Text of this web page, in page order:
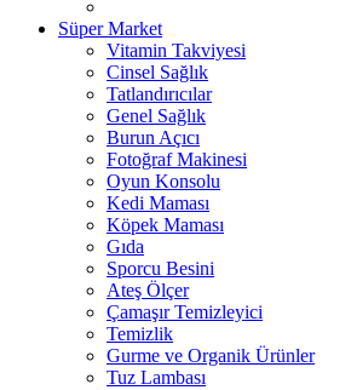
Süper Market
Vitamin Takviyesi
Cinsel Sağlık
Tatlandırıcılar
Genel Sağlık
Burun Açıcı
Fotoğraf Makinesi
Oyun Konsolu
Kedi Maması
Köpek Maması
Gıda
Sporcu Besini
Ateş Ölçer
Çamaşır Temizleyici
Temizlik
Gurme ve Organik Ürünler
Tuz Lambası